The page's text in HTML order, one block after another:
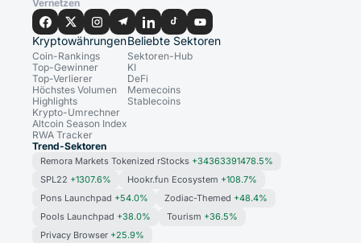
Vernetzen
Kryptowährungen
Coin-Rankings
Top-Gewinner
Top-Verlierer
Höchstes Volumen
Highlights
Krypto-Umrechner
Altcoin Season Index
RWA Tracker
Beliebte Sektoren
Sektoren-Hub
KI
DeFi
Memecoins
Stablecoins
Trend-Sektoren
Remora Markets Tokenized rStocks +34363391478.5%
SPL22 +1307.6% Hookr.fun Ecosystem +108.7%
Pons Launchpad +54.0% Zodiac-Themed +48.4%
Pools Launchpad +38.0% Tourism +36.5%
Privacy Browser +25.9%